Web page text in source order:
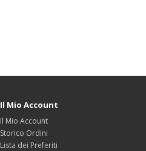
Il Mio Account
Il Mio Account
Storico Ordini
Lista dei Preferiti